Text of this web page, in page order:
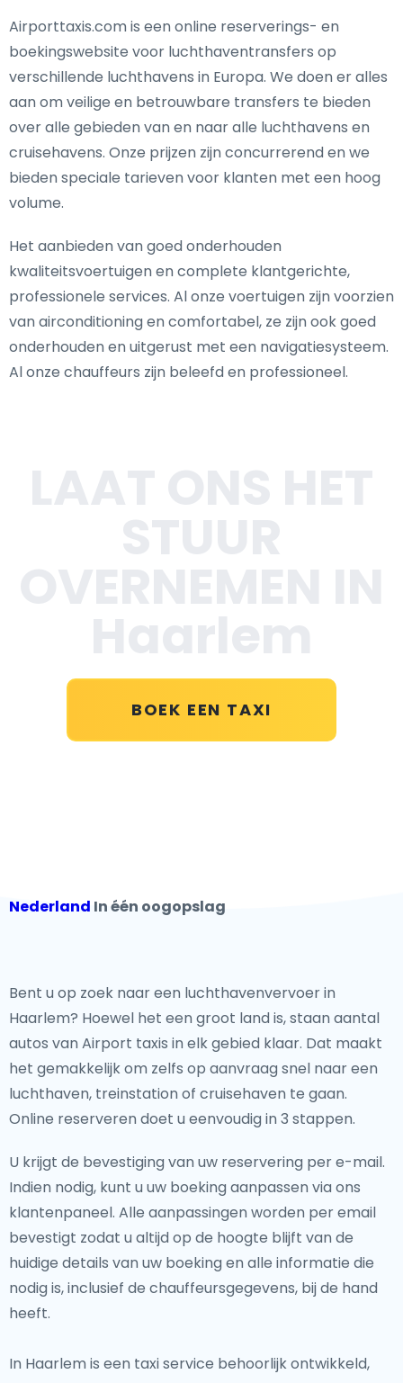
Airporttaxis.com is een online reserverings- en
boekingswebsite voor luchthaventransfers op
verschillende luchthavens in Europa. We doen er alles
aan om veilige en betrouwbare transfers te bieden
over alle gebieden van en naar alle luchthavens en
cruisehavens. Onze prijzen zijn concurrerend en we
bieden speciale tarieven voor klanten met een hoog
volume.
Het aanbieden van goed onderhouden
kwaliteitsvoertuigen en complete klantgerichte,
professionele services. Al onze voertuigen zijn voorzien
van airconditioning en comfortabel, ze zijn ook goed
onderhouden en uitgerust met een navigatiesysteem.
Al onze chauffeurs zijn beleefd en professioneel.
BOEK EEN TAXI
Nederland In één oogopslag
Bent u op zoek naar een luchthavenvervoer in
Haarlem? Hoewel het een groot land is, staan aantal
autos van Airport taxis in elk gebied klaar. Dat maakt
het gemakkelijk om zelfs op aanvraag snel naar een
luchthaven, treinstation of cruisehaven te gaan.
Online reserveren doet u eenvoudig in 3 stappen.
U krijgt de bevestiging van uw reservering per e-mail.
Indien nodig, kunt u uw boeking aanpassen via ons
klantenpaneel. Alle aanpassingen worden per email
bevestigt zodat u altijd op de hoogte blijft van de
huidige details van uw boeking en alle informatie die
nodig is, inclusief de chauffeursgegevens, bij de hand
heeft.
In Haarlem is een taxi service behoorlijk ontwikkeld,